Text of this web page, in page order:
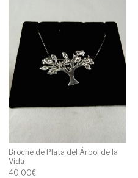
Broche de Plata del Árbol de la
Vida
40,00€